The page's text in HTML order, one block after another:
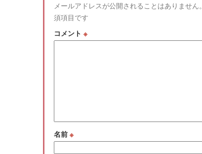
メールアドレスが公開されることはありません。
須項目です
コメント ※
名前 ※